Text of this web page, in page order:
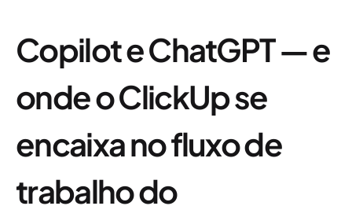
Copilot e ChatGPT — e
onde o ClickUp se
encaixa no fluxo de
trabalho do